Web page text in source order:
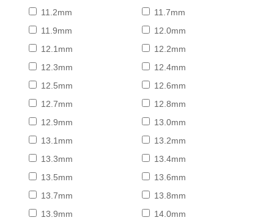
11.2mm
11.7mm
11.9mm
12.0mm
12.1mm
12.2mm
12.3mm
12.4mm
12.5mm
12.6mm
12.7mm
12.8mm
12.9mm
13.0mm
13.1mm
13.2mm
13.3mm
13.4mm
13.5mm
13.6mm
13.7mm
13.8mm
13.9mm
14.0mm